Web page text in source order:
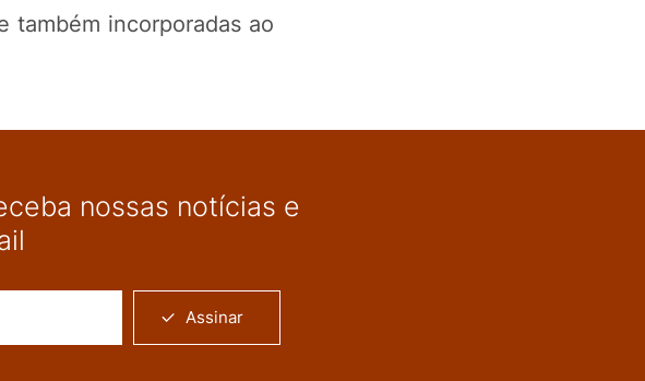
também incorporadas ao
nossas notícias e
Assinar